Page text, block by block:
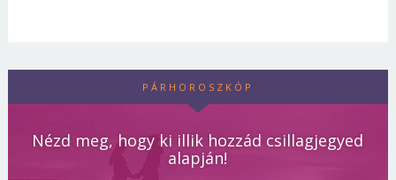
PÁRHOROSZKÓP
Nézd meg, hogy ki illik hozzád csillagjegyed
alapján!